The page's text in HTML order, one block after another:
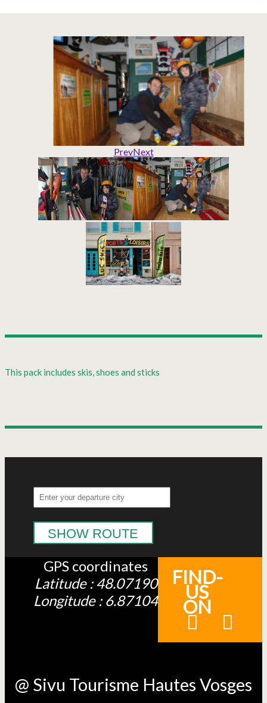
PrevNext
This pack includes skis, shoes and sticks
SHOW ROUTE
GPS coordinates
Latitude : 48.07190
Longitude : 6.87104
FIND-
US
ON
@ Sivu Tourisme Hautes Vosges